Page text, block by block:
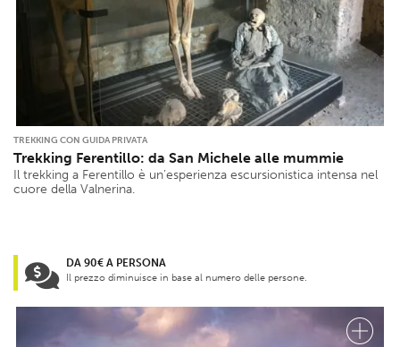
TREKKING CON GUIDA PRIVATA
Trekking Ferentillo: da San Michele alle mummie
Il trekking a Ferentillo è un’esperienza escursionistica intensa nel
cuore della Valnerina.
DA 90€ A PERSONA
Il prezzo diminuisce in base al numero delle persone.